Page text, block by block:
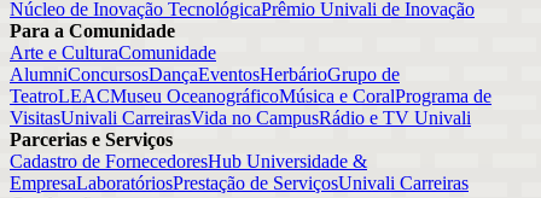
Núcleo de Inovação TecnológicaPrêmio Univali de Inovação
Para a Comunidade
Arte e CulturaComunidade
AlumniConcursosDançaEventosHerbárioGrupo de
TeatroLEACMuseu OceanográficoMúsica e CoralPrograma de
VisitasUnivali CarreirasVida no CampusRádio e TV Univali
Parcerias e Serviços
Cadastro de FornecedoresHub Universidade &
EmpresaLaboratóriosPrestação de ServiçosUnivali Carreiras